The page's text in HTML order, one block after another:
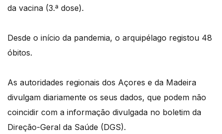
da vacina (3.ª dose).
Desde o início da pandemia, o arquipélago registou 48
óbitos.
As autoridades regionais dos Açores e da Madeira
divulgam diariamente os seus dados, que podem não
coincidir com a informação divulgada no boletim da
Direção-Geral da Saúde (DGS).